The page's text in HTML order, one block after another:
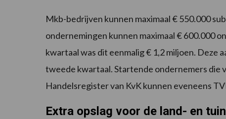
Mkb-bedrijven kunnen maximaal € 550.000
ondernemingen kunnen maximaal € 600.000
kwartaal was dit eenmalig € 1,2 miljoen. Deze
tweede kwartaal. Startende ondernemers die
Handelsregister van KvK kunnen eveneens
Extra opslag voor de land- en